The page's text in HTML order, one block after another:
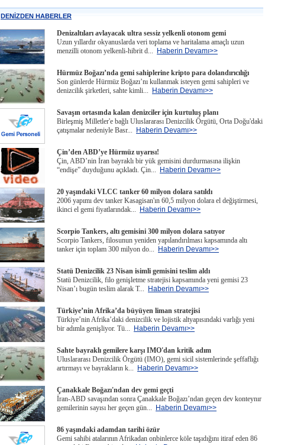
DENİZDEN HABERLER
Denizaltıları avlayacak ultra sessiz yelkenli otonom gemi
Uzun yıllardır okyanuslarda veri toplama ve haritalama amaçlı uzun
menzilli otonom yelkenli-hibrit d...
Haberin Devamı>>
Hürmüz Boğazı’nda gemi sahiplerine kripto para dolandırıcılığı
Son günlerde Hürmüz Boğazı’nı kullanmak isteyen gemi sahipleri ve
denizcilik şirketleri, sahte kimli...
Haberin Devamı>>
Savaşın ortasında kalan denizciler için kurtuluş planı
Birleşmiş Milletler'e bağlı Uluslararası Denizcilik Örgütü, Orta Doğu'daki
çatışmalar nedeniyle Basr...
Haberin Devamı>>
Çin’den ABD’ye Hürmüz uyarısı!
Çin, ABD’nin İran bayraklı bir yük gemisini durdurmasına ilişkin
“endişe” duyduğunu açıkladı. Çin...
Haberin Devamı>>
20 yaşındaki VLCC tanker 60 milyon dolara satıldı
2006 yapımı dev tanker Kasagisan'ın 60,5 milyon dolara el değiştirmesi,
ikinci el gemi fiyatlarındak...
Haberin Devamı>>
Scorpio Tankers, altı gemisini 300 milyon dolara satıyor
Scorpio Tankers, filosunun yeniden yapılandırılması kapsamında altı
tanker için toplam 300 milyon do...
Haberin Devamı>>
Statü Denizcilik 23 Nisan isimli gemisini teslim aldı
Statü Denizcilik, filo genişletme stratejisi kapsamında yeni gemisi 23
Nisan’ı bugün teslim alarak T...
Haberin Devamı>>
Türkiye’nin Afrika’da büyüyen liman stratejisi
Türkiye’nin Afrika’daki denizcilik ve lojistik altyapısındaki varlığı yeni
bir adımla genişliyor. Tü...
Haberin Devamı>>
Sahte bayraklı gemilere karşı IMO'dan kritik adım
Uluslararası Denizcilik Örgütü (IMO), gemi sicil sistemlerinde şeffaflığı
artırmayı ve bayrakların k...
Haberin Devamı>>
Çanakkale Boğazı'ndan dev gemi geçti
İran-ABD savaşından sonra Çanakkale Boğazı’ndan geçen dev konteynır
gemilerinin sayısı her geçen gün...
Haberin Devamı>>
86 yaşındaki adamdan tarihi özür
Gemi sahibi atalarının Afrikadan onbinlerce köle taşıdığını itiraf eden 86